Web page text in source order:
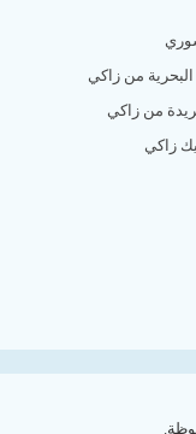
من زاكي
من زاكي
زاكي